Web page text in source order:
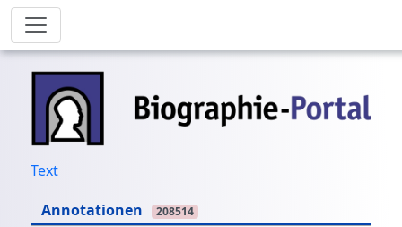
Text
Annotationen
208514